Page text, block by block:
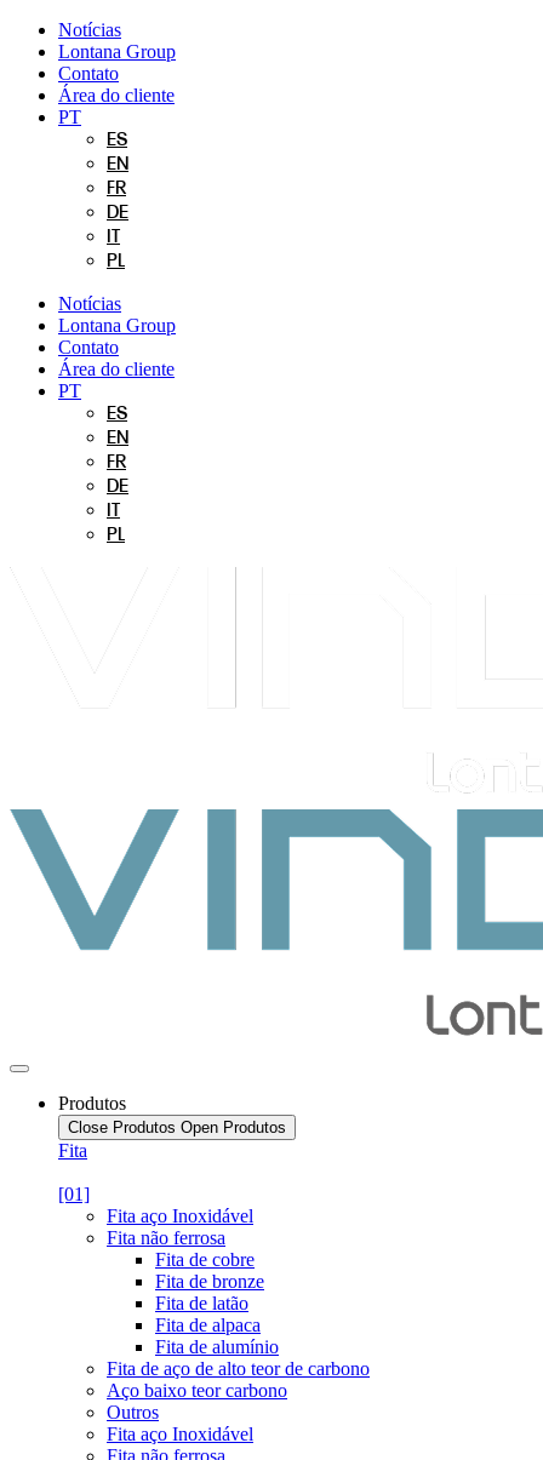
Pular
para
conteúdo
Notícias
Lontana Group
Contato
Área do cliente
PT
ES
EN
FR
DE
PL
Notícias
Lontana Group
Contato
Área do cliente
PT
ES
EN
FR
DE
PL
Produtos
Close Produtos Open Produtos
Fita
[01]
Fita aço Inoxidável
Fita não ferrosa
Fita de cobre
Fita de bronze
Fita de latão
Fita de alpaca
Fita de alumínio
Fita de aço de alto teor de carbono
Aço baixo teor carbono
Outros
Fita aço Inoxidável
Fita não ferrosa